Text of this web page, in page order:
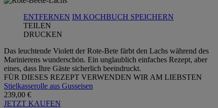
ENTFERNEN IM KOCHBUCH SPEICHERN
TEILEN
DRUCKEN
Das leuchtende Violett der Rote-Bete färbt den Lachs während des
Marinierens wunderschön. Ein unglaublich einfaches Rezept, aber
eines, dass Ihre Gäste sicherlich beeindruckt.
FÜR DIESES REZEPT VERWENDEN WIR AM LIEBSTEN
Stielkasserolle aus Gusseisen
239,00 €
JETZT KAUFEN